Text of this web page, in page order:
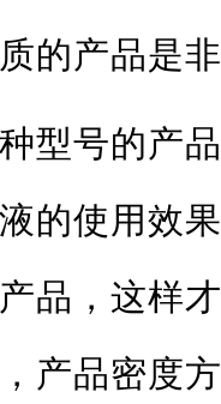
的产品是
型号的产
的使用效
品，这样
产品密度